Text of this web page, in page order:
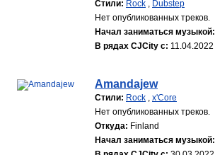
Стили: Rock , Dubstep
Нет опубликованных треков.
Начал заниматься музыкой:
В рядах CJCity с: 11.04.2022
Amandajew
Стили: Rock , x'Core
Нет опубликованных треков.
Откуда: Finland
Начал заниматься музыкой: